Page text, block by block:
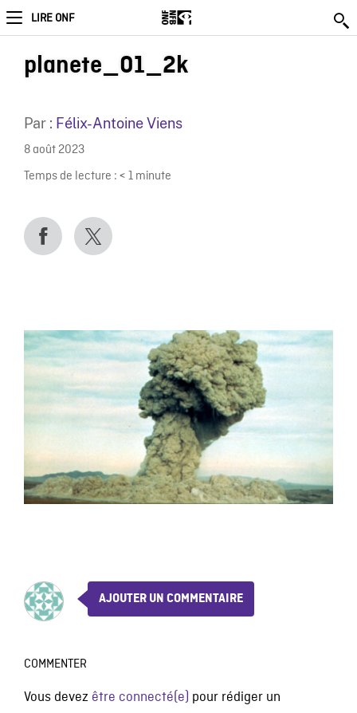
LIRE ONF
planete_01_2k
Par : Félix-Antoine Viens
8 août 2023
Temps de lecture : < 1 minute
AJOUTER UN COMMENTAIRE
COMMENTER
Vous devez être connecté(e) pour rédiger un